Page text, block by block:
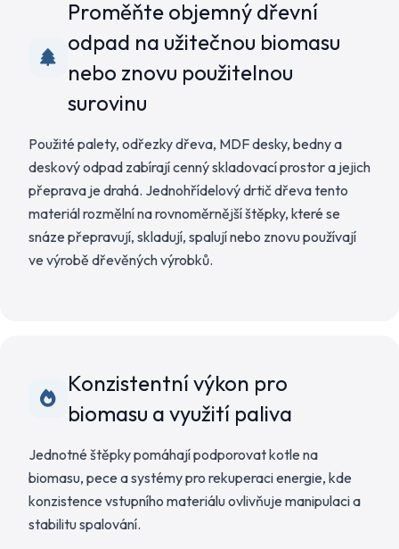
Proměňte objemný dřevní
odpad na užitečnou biomasu
nebo znovu použitelnou
surovinu
Použité palety, odřezky dřeva, MDF desky, bedny a
deskový odpad zabírají cenný skladovací prostor a jejich
přeprava je drahá. Jednohřídelový drtič dřeva tento
materiál rozmělní na rovnoměrnější štěpky, které se
snáze přepravují, skladují, spalují nebo znovu používají
ve výrobě dřevěných výrobků.
Konzistentní výkon pro
biomasu a využití paliva
Jednotné štěpky pomáhají podporovat kotle na
biomasu, pece a systémy pro rekuperaci energie, kde
konzistence vstupního materiálu ovlivňuje manipulaci a
stabilitu spalování.